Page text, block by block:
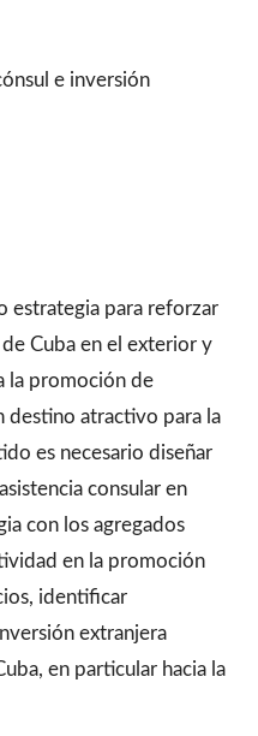
e inversión
estrategia para reforzar
Cuba en el exterior y
la promoción de
destino atractivo para la
es necesario diseñar
consular en
con los agregados
en la promoción
identificar
extranjera
en particular hacia la